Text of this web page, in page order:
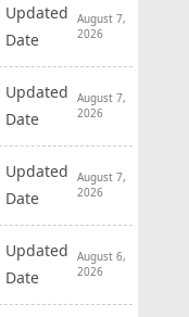
Updated
Date
August 7,
2026
Updated
Date
August 7,
2026
Updated
Date
August 7,
2026
Updated
Date
August 6,
2026